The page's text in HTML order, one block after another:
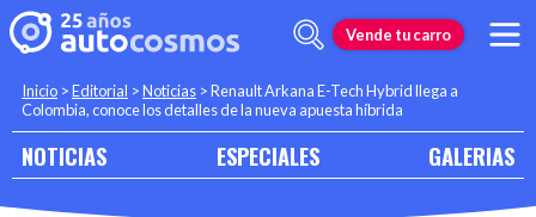
Vende tu carro
Inicio >Editorial >Noticias >Renault Arkana E-Tech Hybrid llega a
Colombia, conoce los detalles de la nueva apuesta híbrida
NOTICIAS ESPECIALES GALERIAS